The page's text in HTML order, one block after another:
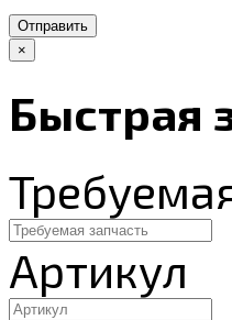
Отправить
×
Быстрая
Артикул